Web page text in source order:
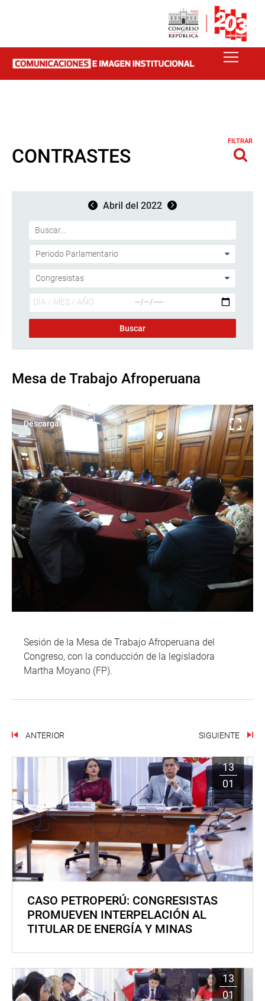
CONTRASTES
FILTRAR
Abril del 2022
Mesa de Trabajo Afroperuana
Descargar foto
Sesión de la Mesa de Trabajo Afroperuana del
Congreso, con la conducción de la legisladora
Martha Moyano (FP).
ANTERIOR SIGUIENTE
13
01
CASO PETROPERÚ: CONGRESISTAS
PROMUEVEN INTERPELACIÓN AL
TITULAR DE ENERGÍA Y MINAS
13
01